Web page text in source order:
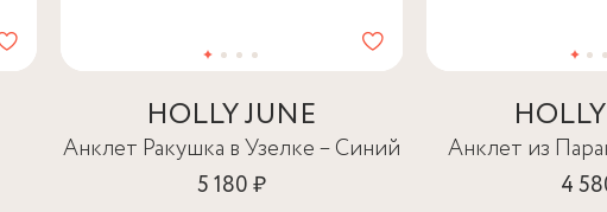
HOLLY JUNE
Анклет Ракушка в Узелке – Синий
5 180 ₽
Анклет из
4